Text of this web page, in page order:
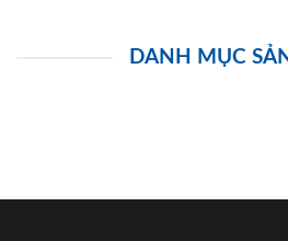
DANH MỤC